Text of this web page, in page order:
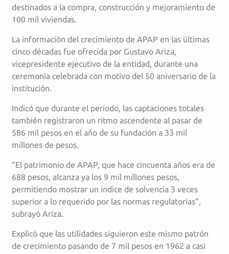
destinados a la compra, construcción y mejoramiento de
100 mil viviendas.
La información del crecimiento de APAP en las últimas
cinco décadas fue ofrecida por Gustavo Ariza,
vicepresidente ejecutivo de la entidad, durante una
ceremonia celebrada con motivo del 50 aniversario de la
institución.
Indicó que durante el período, las captaciones totales
también registraron un ritmo ascendente al pasar de
586 mil pesos en el año de su fundación a 33 mil
millones de pesos.
“El patrimonio de APAP, que hace cincuenta años era de
688 pesos, alcanza ya los 9 mil millones pesos,
permitiendo mostrar un índice de solvencia 3 veces
superior a lo requerido por las normas regulatorias”,
subrayó Ariza.
Explicó que las utilidades siguieron este mismo patrón
de crecimiento pasando de 7 mil pesos en 1962 a casi